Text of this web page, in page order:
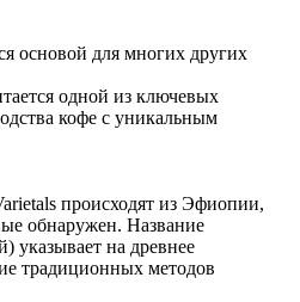
основой для многих других
одной из ключевых
кофе с уникальным
происходят из Эфиопии,
обнаружен. Название
указывает на древнее
традиционных методов